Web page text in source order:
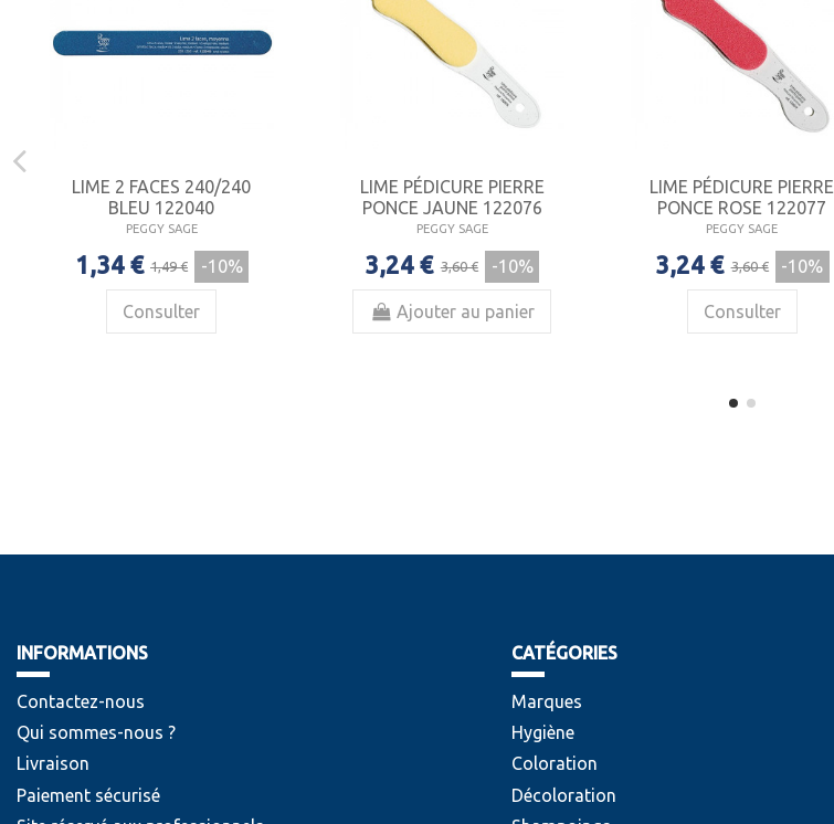
LIME 2 FACES 240/240
BLEU 122040
PEGGY SAGE
1,34 € 1,49 € -10%
Consulter
LIME PÉDICURE PIERRE
PONCE JAUNE 122076
PEGGY SAGE
3,24 € 3,60 € -10%
Ajouter au panier
LIME PÉDICURE PIERRE
PONCE ROSE 122077
PEGGY SAGE
3,24 € 3,60 € -10%
Consulter
INFORMATIONS
Contactez-nous
Qui sommes-nous ?
Livraison
Paiement sécurisé
CATÉGORIES
Marques
Hygiène
Coloration
Décoloration